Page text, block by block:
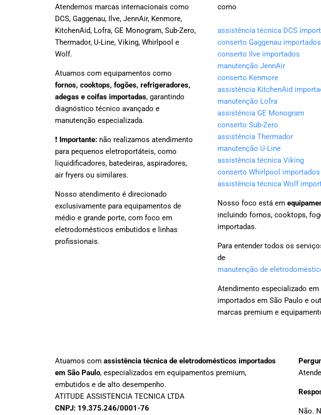
Atendemos marcas internacionais como
DCS, Gaggenau, Ilve, JennAir, Kenmore,
KitchenAid, Lofra, GE Monogram, Sub-Zero,
Thermador, U-Line, Viking, Whirlpool e
Wolf.
Atuamos com equipamentos como
fornos, cooktops, fogões, refrigeradores,
adegas e coifas importadas, garantindo
diagnóstico técnico avançado e
manutenção especializada.
❗ Importante: não realizamos atendimento
para pequenos eletroportáteis, como
liquidificadores, batedeiras, aspiradores,
air fryers ou similares.
Nosso atendimento é direcionado
exclusivamente para equipamentos de
médio e grande porte, com foco em
eletrodomésticos embutidos e linhas
profissionais.
como
assistência técnica DCS
conserto Gaggenau importados
conserto Ilve importados
manutenção JennAir
conserto Kenmore
assistência KitchenAid
manutenção Lofra
assistência GE Monogram
conserto Sub-Zero
assistência Thermador
manutenção U-Line
assistência técnica Viking
conserto Whirlpool importados
assistência técnica Wolf
Nosso foco está em
incluindo fornos, cooktops,
importadas.
Para entender todos os
de
manutenção de
Atendimento especializado
importados em São Paulo e
marcas premium e
Atuamos com assistência técnica de eletrodomésticos importados
em São Paulo, especializados em equipamentos premium,
embutidos e de alto desempenho.
ATITUDE ASSISTENCIA TECNICA LTDA
CNPJ: 19.375.246/0001-76
Não.